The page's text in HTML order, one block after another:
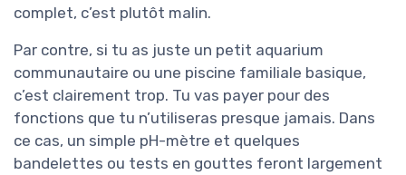
complet, c’est plutôt malin.
Par contre, si tu as juste un petit aquarium
communautaire ou une piscine familiale basique,
c’est clairement trop. Tu vas payer pour des
fonctions que tu n’utiliseras presque jamais. Dans
ce cas, un simple pH-mètre et quelques
bandelettes ou tests en gouttes feront largement